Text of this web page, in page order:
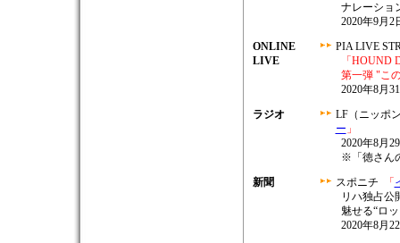
ナレーショ
2020年9月2
ONLINE
LIVE
PIA LIVE
「HOUND
第一弾 "こ
2020年8月
ラジオ
LF（ニッポ
ー 」
2020年8月
※「徳さん
新聞
スポニチ 「
リハ独占公
魅せる“ロ
2020年8月